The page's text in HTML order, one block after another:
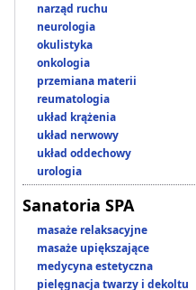
narząd ruchu
neurologia
okulistyka
onkologia
przemiana materii
reumatologia
układ krążenia
układ nerwowy
układ oddechowy
urologia
Sanatoria SPA
masaże relaksacyjne
masaże upiększające
medycyna estetyczna
pielęgnacja twarzy i dekoltu